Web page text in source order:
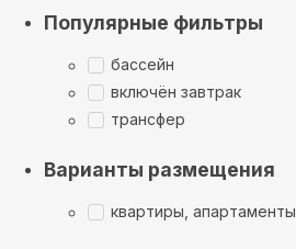
Популярные фильтры
бассейн
включён завтрак
трансфер
Варианты размещения
квартиры, апартаменты